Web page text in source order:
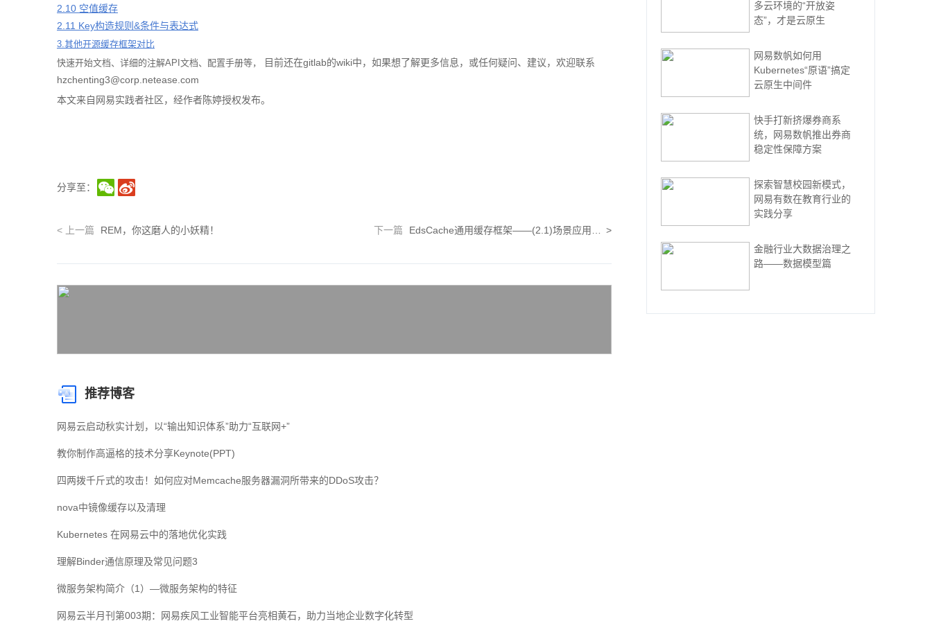
多云环境的“开放姿
态”，才是云原生
网易数帆如何用
Kubernetes“原语”搞定
云原生中间件
快手打新挤爆券商系
统，网易数帆推出券商
稳定性保障方案
探索智慧校园新模式，
网易有数在教育行业的
实践分享
金融行业大数据治理之
路——数据模型篇
2.10 空值缓存
2.11 Key构造规则&条件与表达式
3.其他开源缓存框架对比
快速开始文档、详细的注解API文档、配置手册等，
目前还在gitlab的wiki中，如果想了解更多信息，或任何疑问、建议， 欢迎联系
hzchenting3@corp.netease.com
本文来自网易实践者社区，经作者陈婷授权发布。
分享至：
< 上一篇 REM，你这磨人的小妖精！ 下一篇 >
推荐博客
网易云启动秋实计划，以“输出知识体系”助力“互联网+”
教你制作高逼格的技术分享Keynote(PPT)
四两拨千斤式的攻击！如何应对Memcache服务器漏洞所带来的DDoS攻击？
nova中镜像缓存以及清理
Kubernetes 在网易云中的落地优化实践
理解Binder通信原理及常见问题3
微服务架构简介（1）—微服务架构的特征
网易云半月刊第003期：网易疾风工业智能平台亮相黄石，助力当地企业数字化转型